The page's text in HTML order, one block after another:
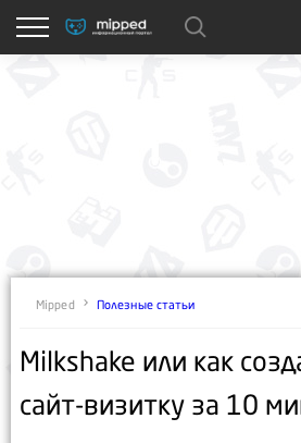
Mipped Полезные статьи
Milkshake или как
сайт-визитку за 10